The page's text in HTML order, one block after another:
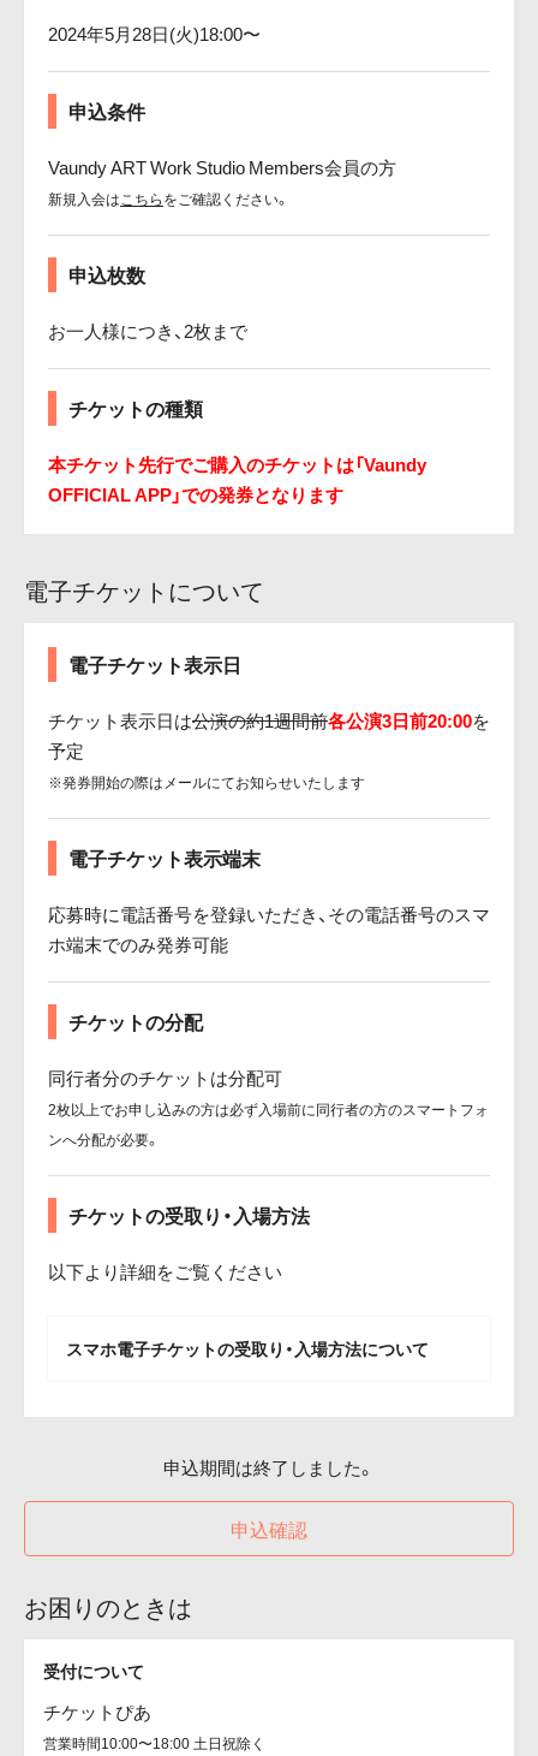
2024年5月28日(火)18:00〜
申込条件
Vaundy ART Work Studio Members会員の方
新規入会はこちらをご確認ください。
申込枚数
お一人様につき、2枚まで
チケットの種類
本チケット先行でご購入のチケットは「Vaundy
OFFICIAL APP」での発券となります
電子チケットについて
電子チケット表示日
チケット表示日は公演の約1週間前各公演3日前20:00を
予定
※発券開始の際はメールにてお知らせいたします
電子チケット表示端末
応募時に電話番号を登録いただき、その電話番号のスマ
ホ端末でのみ発券可能
チケットの分配
同行者分のチケットは分配可
2枚以上でお申し込みの方は必ず入場前に同行者の方のスマートフォ
ンへ分配が必要。
チケットの受取り・入場方法
以下より詳細をご覧ください
スマホ電子チケットの受取り・入場方法について
申込期間は終了しました。
申込確認
お困りのときは
受付について
チケットぴあ
営業時間10:00〜18:00 土日祝除く